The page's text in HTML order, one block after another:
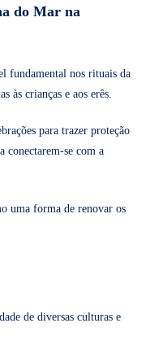
do Mar na
fundamental nos rituais da
às crianças e aos erês.
para trazer proteção
conectarem-se com a
uma forma de renovar os
de diversas culturas e